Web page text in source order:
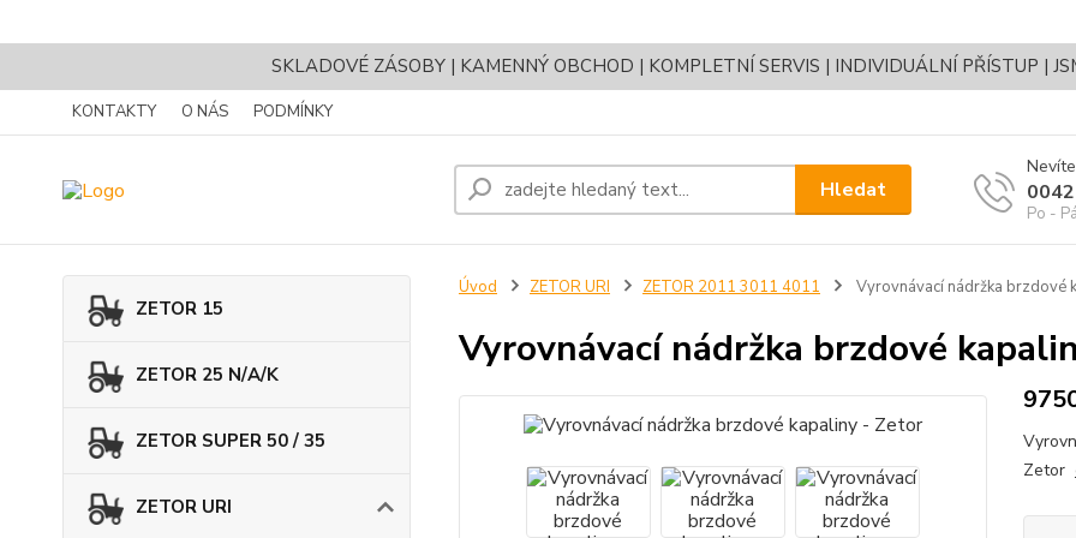
SKLADOVÉ ZÁSOBY | KAMENNÝ OBCHOD | KOMPLETNÍ SERVIS | INDIVIDUÁLNÍ PŘÍSTUP |
KONTAKTY O NÁS PODMÍNKY
Hledat
Po -
ZETOR 15
ZETOR 25 N/A/K
ZETOR SUPER 50 / 35
ZETOR URI
Úvod ZETOR URI ZETOR 2011 3011 4011 Vyrovnávací nádržka brzdové
Vyrovnávací nádržka brzdové
Zetor